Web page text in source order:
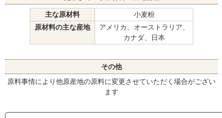
主な原材料
小麦粉
原材料の主な産地
アメリカ、オーストラリア、
カナダ、日本
その他
原料事情により他原産地の原料に変更させていただく場合がござい
ます